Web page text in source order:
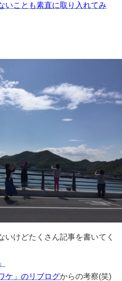
いことも素直に取り入れてみ
いけどたくさん記事を書いてく
ケ」のリブログからの考察(笑)